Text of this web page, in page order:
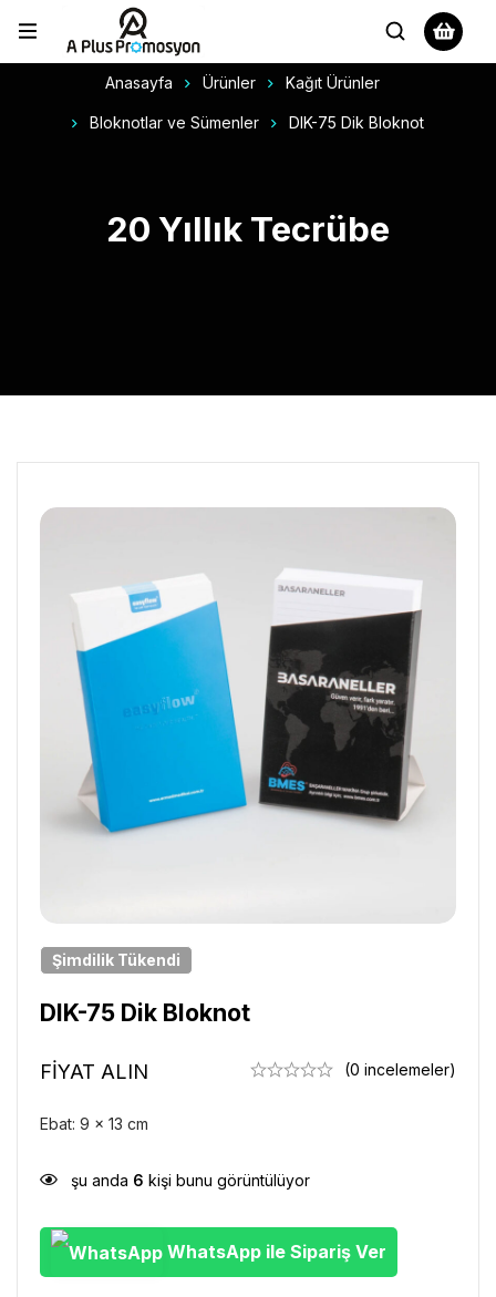
Anasayfa Ürünler Kağıt Ürünler
Bloknotlar ve Sümenler DIK-75 Dik Bloknot
20 Yıllık Tecrübe
Şimdilik Tükendi
DIK-75 Dik Bloknot
FİYAT ALIN (0 incelemeler)
Ebat: 9 x 13 cm
şu anda 6 kişi bunu görüntülüyor
WhatsApp ile Sipariş Ver